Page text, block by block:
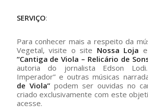
SERVIÇO:
Para conhecer mais a respeito da
Vegetal, visite o site Nossa Loja
“Cantiga de Viola – Relicário de
autoria do jornalista Edson
Imperador” e outras músicas
de Viola” podem ser ouvidas no
criado exclusivamente com este
acesse.